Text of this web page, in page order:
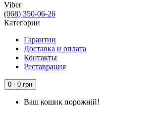
Viber
(068) 350-06-26
Категории
Гарантии
Доставка и оплата
Контакты
Реставрация
0 - 0 грн
Ваш кошик порожній!